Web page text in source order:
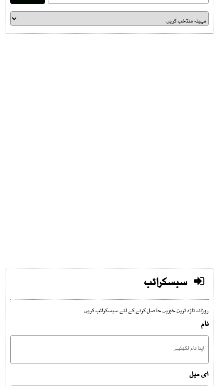
سبسکرائب
روزانہ تازہ ترین خبریں حاصل کرنے کے لئے سبسکرائب کریں
نام
ای میل